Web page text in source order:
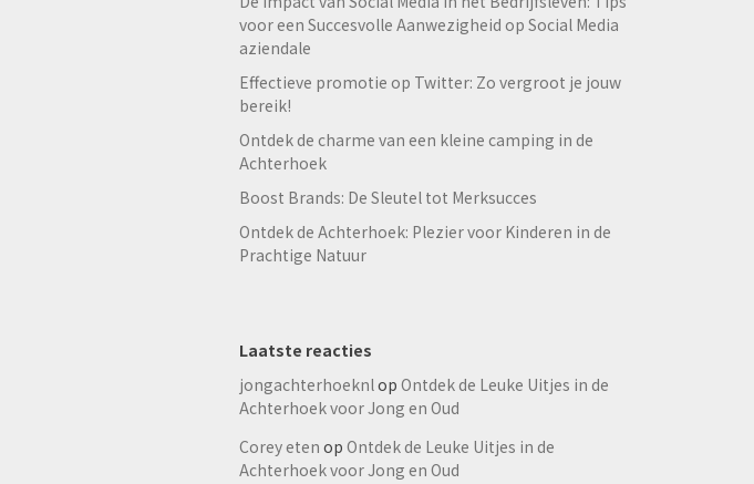
voor een Succesvolle Aanwezigheid op Social Media
aziendale
Effectieve promotie op Twitter: Zo vergroot je jouw
bereik!
Ontdek de charme van een kleine camping in de
Achterhoek
Boost Brands: De Sleutel tot Merksucces
Ontdek de Achterhoek: Plezier voor Kinderen in de
Prachtige Natuur
Laatste reacties
jongachterhoeknlop Ontdek de Leuke Uitjes in de
Achterhoek voor Jong en Oud
Corey eten op Ontdek de Leuke Uitjes in de
Achterhoek voor Jong en Oud